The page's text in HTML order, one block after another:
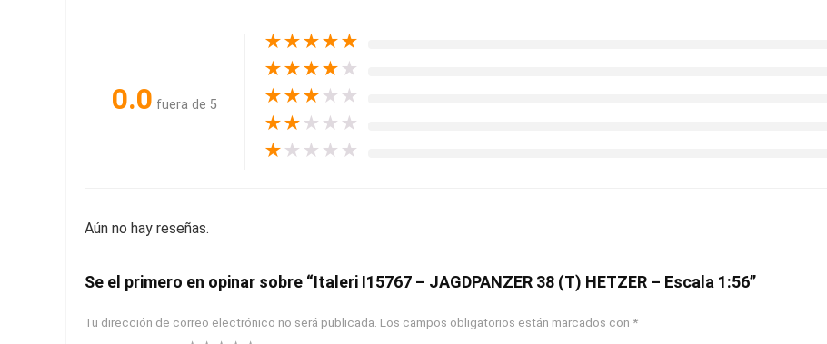
0.0 fuera de 5
★★★★★
★★★★ ★
★★★ ★ ★
★★ ★ ★ ★
★ ★ ★ ★ ★
Aún no hay reseñas.
Se el primero en opinar sobre “Italeri I15767 – JAGDPANZER 38 (T) HETZER – Escala 1:56”
Tu dirección de correo electrónico no será publicada. Los campos obligatorios están marcados con *